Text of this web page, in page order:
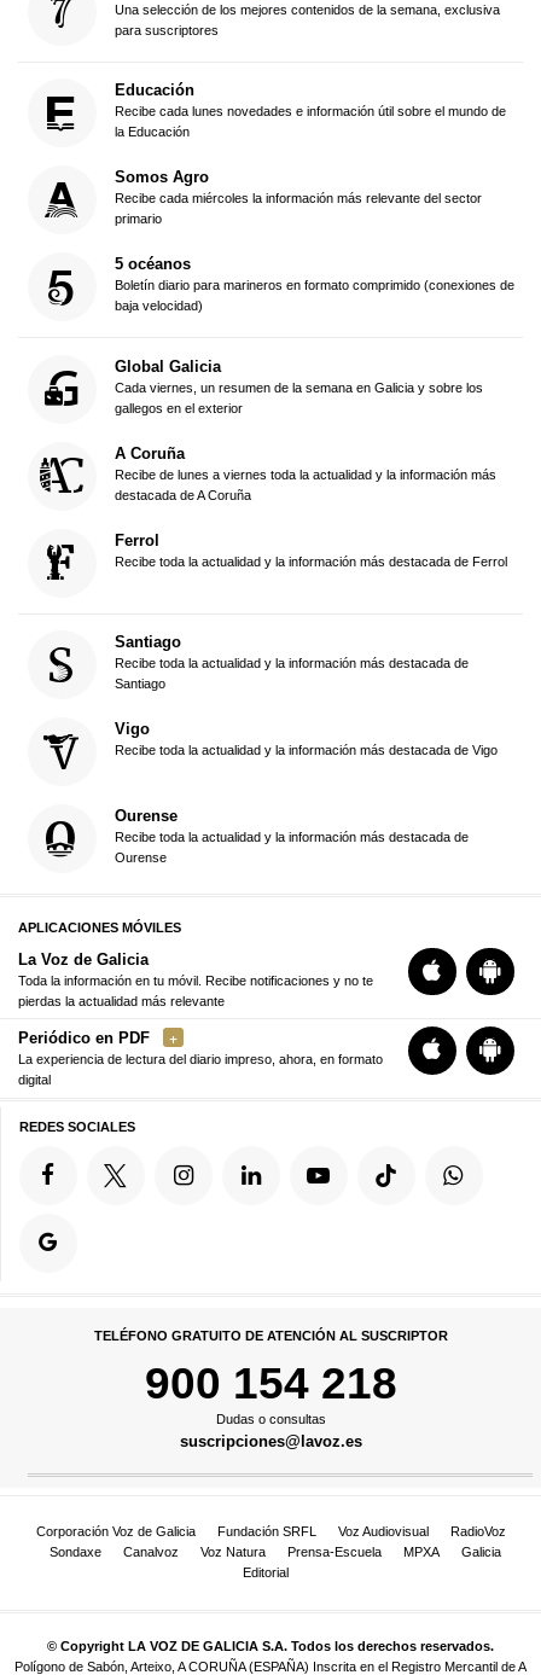
Una selección de los mejores contenidos de la semana, exclusiva
para suscriptores
Educación
Recibe cada lunes novedades e información útil sobre el mundo de
la Educación
Somos Agro
Recibe cada miércoles la información más relevante del sector
primario
5 océanos
Boletín diario para marineros en formato comprimido (conexiones de
baja velocidad)
Global Galicia
Cada viernes, un resumen de la semana en Galicia y sobre los
gallegos en el exterior
A Coruña
Recibe de lunes a viernes toda la actualidad y la información más
destacada de A Coruña
Ferrol
Recibe toda la actualidad y la información más destacada de Ferrol
Santiago
Recibe toda la actualidad y la información más destacada de
Santiago
Vigo
Recibe toda la actualidad y la información más destacada de Vigo
Ourense
Recibe toda la actualidad y la información más destacada de
Ourense
APLICACIONES MÓVILES
La Voz de Galicia
Toda la información en tu móvil. Recibe notificaciones y no te
pierdas la actualidad más relevante
Periódico en PDF
La experiencia de lectura del diario impreso, ahora, en formato
digital
REDES SOCIALES
TELÉFONO GRATUITO DE ATENCIÓN AL SUSCRIPTOR
900 154 218
Dudas o consultas
suscripciones@lavoz.es
Corporación Voz de Galicia Fundación SRFL Voz Audiovisual
RadioVoz
Sondaxe
Canalvoz Voz Natura Prensa-Escuela MPXA
Galicia
Editorial
© Copyright LA VOZ DE GALICIA S.A. Todos los derechos reservados.
Polígono de Sabón, Arteixo, A CORUÑA (ESPAÑA) Inscrita en el Registro Mercantil de A